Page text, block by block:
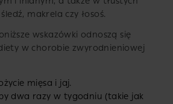
makrela czy łosoś.
wskazówki odnoszą się
w chorobie zwyrodnieniowej
mięsa i jaj.
dwa razy w tygodniu (takie jak